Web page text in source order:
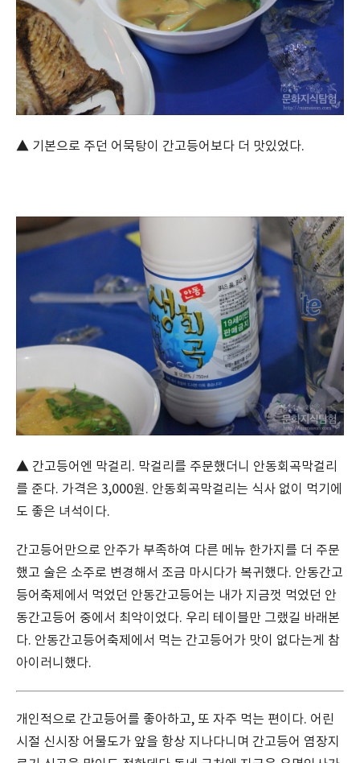
▲ 기본으로 주던 어묵탕이 간고등어보다 더 맛있었다.
▲ 간고등어엔 막걸리. 막걸리를 주문했더니 안동회곡막걸리
를 준다. 가격은 3,000원. 안동회곡막걸리는 식사 없이 먹기에
도 좋은 녀석이다.
간고등어만으로 안주가 부족하여 다른 메뉴 한가지를 더 주문
했고 술은 소주로 변경해서 조금 마시다가 복귀했다. 안동간고
등어축제에서 먹었던 안동간고등어는 내가 지금껏 먹었던 안
동간고등어 중에서 최악이었다. 우리 테이블만 그랬길 바래본
다. 안동간고등어축제에서 먹는 간고등어가 맛이 없다는게 참
아이러니했다.
개인적으로 간고등어를 좋아하고, 또 자주 먹는 편이다. 어린
시절 신시장 어물도가 앞을 항상 지나다니며 간고등어 염장지